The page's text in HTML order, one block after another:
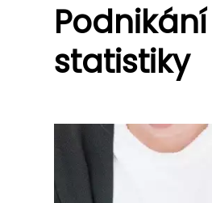
statistiky